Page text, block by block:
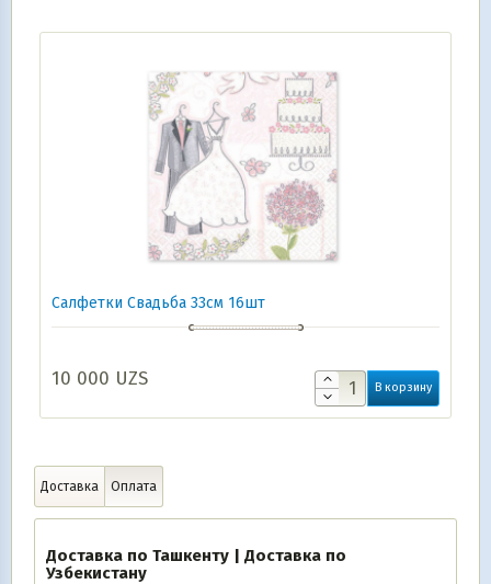
Салфетки Свадьба 33см 16шт
10 000 UZS В корзину
Доставка Оплата
Доставка по Ташкенту | Доставка по
Узбекистану